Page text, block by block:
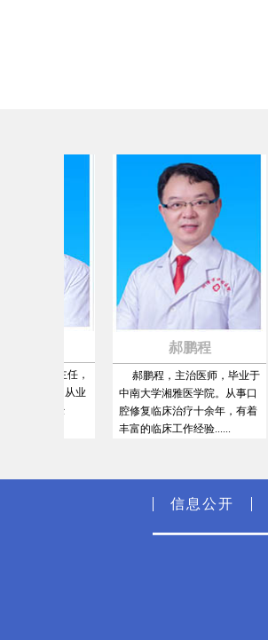
郝鹏程
郝鹏程，主治医师，毕业于
中南大学湘雅医学院。从事口
腔修复临床治疗十余年，有着
丰富的临床工作经验......
信息公开